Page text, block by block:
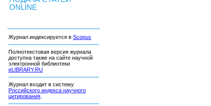
ONLINE
Журнал индексируется в Scopus
Полнотекстовая версия журнала
доступна также на сайте научной
электронной библиотеки
eLIBRARY.RU
Журнал входит в систему
Российского индекса научного
цитирования